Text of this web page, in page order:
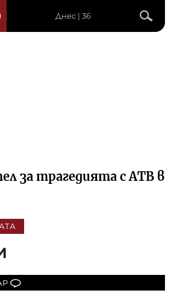
Днес | 36
за трагедията с АТВ в